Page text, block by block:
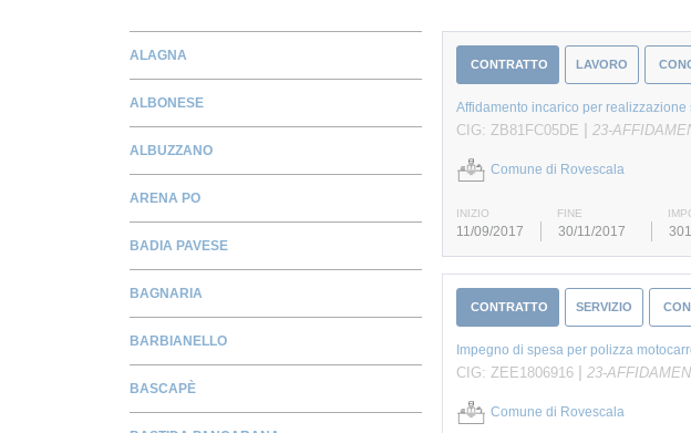
ALAGNA
ALBONESE
ALBUZZANO
ARENA PO
BADIA PAVESE
BAGNARIA
BARBIANELLO
BASCAPÈ
CONTRATTO LAVORO
Affidamento incarico per
CIG: ZB81FC05DE | 23-
Comune di Rovescala
INIZIO FINE
11/09/2017 30/11/2017
CONTRATTO SERVIZIO
Impegno di spesa per polizza
CIG: ZEE1806916 | 23-
Comune di Rovescala